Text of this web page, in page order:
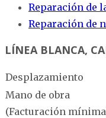
Reparación de
Reparación de
LÍNEA BLANCA,
Desplazamiento
Mano de obra
(Facturación